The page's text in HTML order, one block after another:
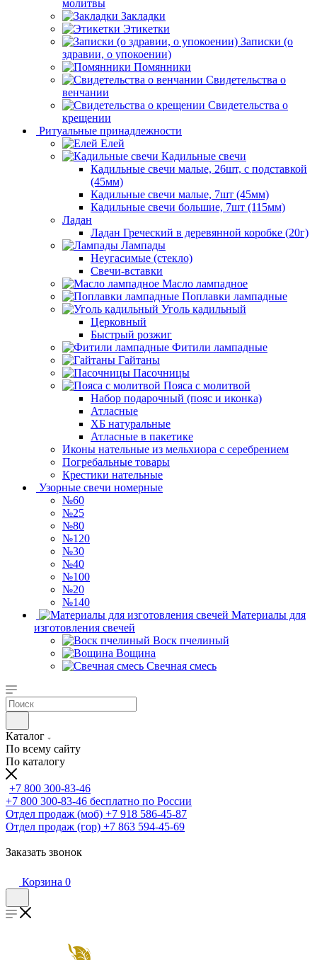
молитвы
Закладки
Этикетки
Записки (о
здравии, о упокоении)
Помянники
Свидетельства о
венчании
Свидетельства о
крещении
Ритуальные принадлежности
Елей
Кадильные свечи
Кадильные свечи малые, 26шт, с подставкой
(45мм)
Кадильные свечи малые, 7шт (45мм)
Кадильные свечи большие, 7шт (115мм)
Ладан
Ладан Греческий в деревянной коробке (20г)
Лампады
Неугасимые (стекло)
Свечи-вставки
Масло лампадное
Поплавки лампадные
Уголь кадильный
Церковный
Быстрый розжиг
Фитили лампадные
Гайтаны
Пасочницы
Пояса с молитвой
Набор подарочный (пояс и иконка)
Атласные
ХБ натуральные
Атласные в пакетике
Иконы нательные из мельхиора с серебрением
Погребальные товары
Крестики нательные
Узорные свечи номерные
№60
№25
№80
№120
№30
№40
№100
№20
№140
Материалы для
изготовления свечей
Воск пчелиный
Вощина
Свечная смесь
Каталог
По всему сайту
По каталогу
+7 800 300-83-46
+7 800 300-83-46 бесплатно по России
Отдел продаж (моб) +7 918 586-45-87
Отдел продаж (гор) +7 863 594-45-69
Заказать звонок
Корзина 0